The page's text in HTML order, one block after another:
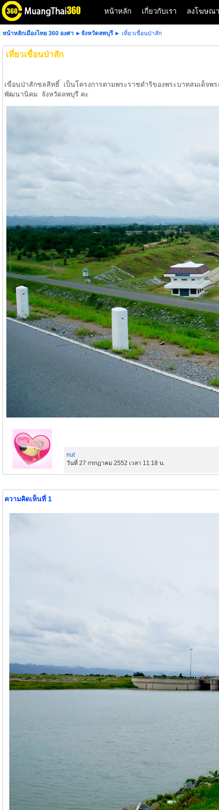
หน้าหลัก เกี่ยวกับเรา ลงโฆษณา
หน้าหลักเมืองไทย 360 องศา ►จังหวัดลพบุรี ► เที่ยวเขื่อนป่าสัก
เที่ยวเขื่อนป่าสัก
เขื่อนป่าสักชลสิทธิ์ เป็นโครงการตามพระราชดำริของพระบาทสมเด็จพ
พัฒนานิคม จังหวัดลพบุรี คะ
nut
วันที่ 27 กรกฎาคม 2552 เวลา 11:18 น.
ความคิดเห็นที่ 1